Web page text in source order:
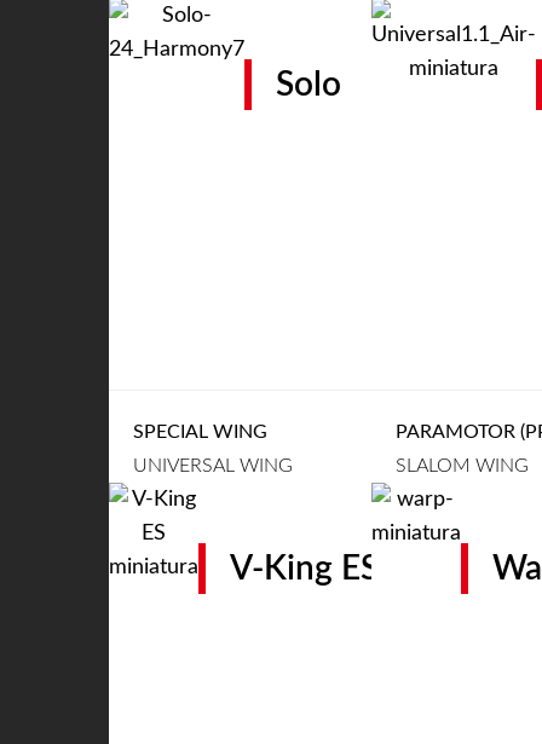
Solo
SPECIAL WING
UNIVERSAL WING
V-King ES
PARAMOTOR
SLALOM WING